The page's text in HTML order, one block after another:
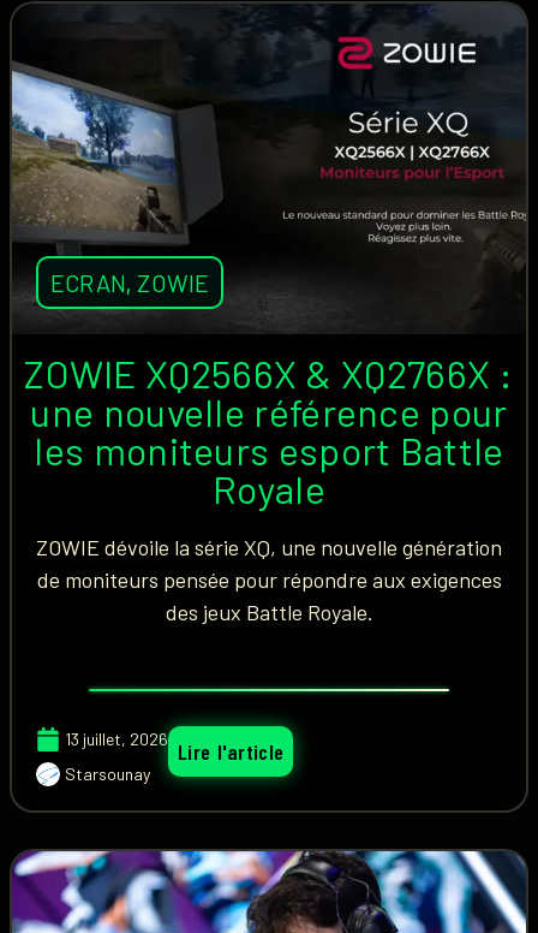
ECRAN, ZOWIE
ZOWIE XQ2566X & XQ2766X :
une nouvelle référence pour
les moniteurs esport Battle
Royale
ZOWIE dévoile la série XQ, une nouvelle génération
de moniteurs pensée pour répondre aux exigences
des jeux Battle Royale.
13 juillet, 2026
Starsounay
Lire l'article